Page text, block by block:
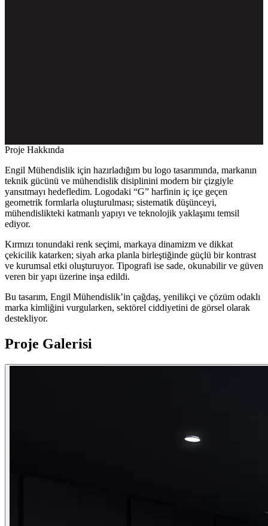
Proje Hakkında
Engil Mühendislik için hazırladığım bu logo tasarımında, markanın
teknik gücünü ve mühendislik disiplinini modern bir çizgiyle
yansıtmayı hedefledim. Logodaki “G” harfinin iç içe geçen
geometrik formlarla oluşturulması; sistematik düşünceyi,
mühendislikteki katmanlı yapıyı ve teknolojik yaklaşımı temsil
ediyor.
Kırmızı tonundaki renk seçimi, markaya dinamizm ve dikkat
çekicilik katarken; siyah arka planla birleştiğinde güçlü bir kontrast
ve kurumsal etki oluşturuyor. Tipografi ise sade, okunabilir ve güven
veren bir yapı üzerine inşa edildi.
Bu tasarım, Engil Mühendislik’in çağdaş, yenilikçi ve çözüm odaklı
marka kimliğini vurgularken, sektörel ciddiyetini de görsel olarak
destekliyor.
Proje Galerisi